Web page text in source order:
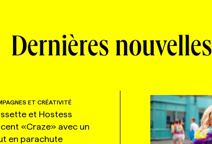
Dernières nouvelles
ET CRÉATIVITÉ
et Hostess
«Craze» avec un
en parachute